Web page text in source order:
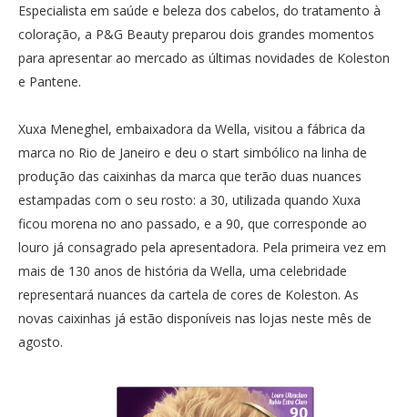
Especialista em saúde e beleza dos cabelos, do tratamento à
coloração, a P&G Beauty preparou dois grandes momentos
para apresentar ao mercado as últimas novidades de Koleston
e Pantene.
Xuxa Meneghel, embaixadora da Wella, visitou a fábrica da
marca no Rio de Janeiro e deu o start simbólico na linha de
produção das caixinhas da marca que terão duas nuances
estampadas com o seu rosto: a 30, utilizada quando Xuxa
ficou morena no ano passado, e a 90, que corresponde ao
louro já consagrado pela apresentadora. Pela primeira vez em
mais de 130 anos de história da Wella, uma celebridade
representará nuances da cartela de cores de Koleston. As
novas caixinhas já estão disponíveis nas lojas neste mês de
agosto.